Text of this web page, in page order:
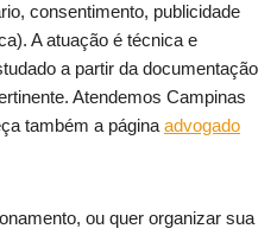
consentimento, publicidade
A atuação é técnica e
a partir da documentação
Atendemos Campinas
também a página advogado
ou quer organizar sua